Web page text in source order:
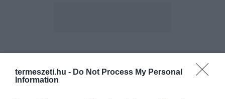
termeszeti.hu - Do Not Process My Personal
Information
MAGUK KÉSZÍTETTÉK ÉS KÜLÖNLEGES VERMEKBEN ŐRIZTÉK